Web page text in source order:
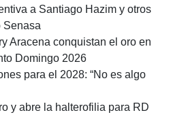
a Santiago Hazim y otros
Senasa
Aracena conquistan el oro en
Domingo 2026
para el 2028: “No es algo
y abre la halterofilia para RD